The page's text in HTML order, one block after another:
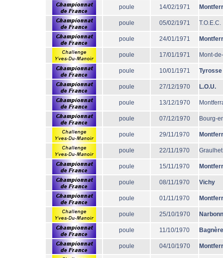
poule 14/02/1971
poule 05/02/1971 T.O.E.C.
poule 24/01/1971
poule 17/01/1971 Mont-
poule 10/01/1971 Tyrosse
poule 27/12/1970 L.O.U.
poule 13/12/1970
poule 07/12/1970 Bourg-
poule 29/11/1970
poule 22/11/1970 Graulhet
poule 15/11/1970
poule 08/11/1970 Vichy
poule 01/11/1970
poule 25/10/1970
poule 11/10/1970
poule 04/10/1970